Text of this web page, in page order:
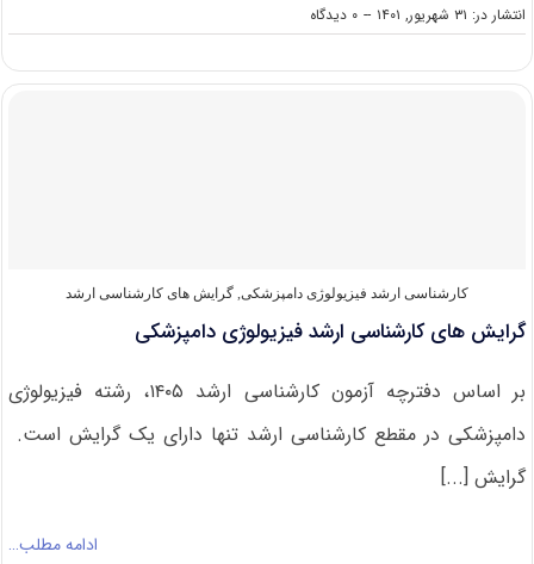
انتشار در: ۳۱ شهریور, ۱۴۰۱ -- ۰ دیدگاه
on
گرایش
کارشناسی
کارشناسی ارشد فیزیولوژی دامپزشکی, گرایش های کارشناسی ارشد
گرایش های کارشناسی ارشد فیزیولوژی دامپزشکی
بر اساس دفترچه آزمون کارشناسی ارشد ۱۴۰۵، رشته فیزیولوژی
دامپزشکی در مقطع کارشناسی ارشد تنها دارای یک گرایش است.
گرایش [...]
ادامه مطلب…